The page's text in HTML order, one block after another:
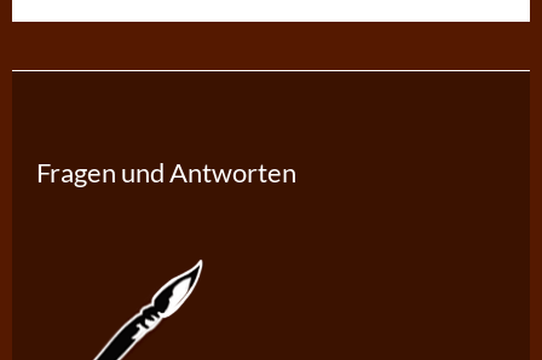
Fragen und Antworten